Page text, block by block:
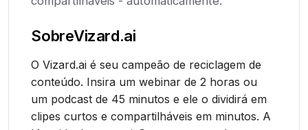
SobreVizard.ai
O Vizard.ai é seu campeão de reciclagem de
conteúdo. Insira um webinar de 2 horas ou
um podcast de 45 minutos e ele o dividirá em
clipes curtos e compartilháveis em minutos. A